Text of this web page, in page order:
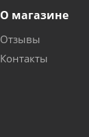
О магазине
Отзывы
Контакты